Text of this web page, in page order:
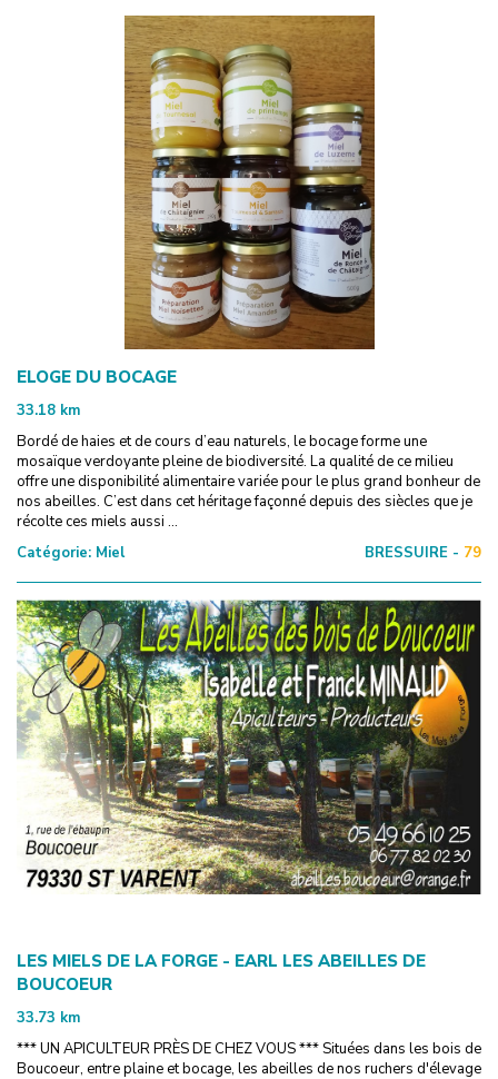
ELOGE DU BOCAGE
33.18 km
Bordé de haies et de cours d’eau naturels, le bocage forme une
mosaïque verdoyante pleine de biodiversité. La qualité de ce milieu
offre une disponibilité alimentaire variée pour le plus grand bonheur de
nos abeilles. C’est dans cet héritage façonné depuis des siècles que je
récolte ces miels aussi ...
Catégorie: Miel BRESSUIRE - 79
LES MIELS DE LA FORGE - EARL LES ABEILLES DE
BOUCOEUR
33.73 km
*** UN APICULTEUR PRÈS DE CHEZ VOUS *** Situées dans les bois de
Boucoeur, entre plaine et bocage, les abeilles de nos ruchers d'élevage